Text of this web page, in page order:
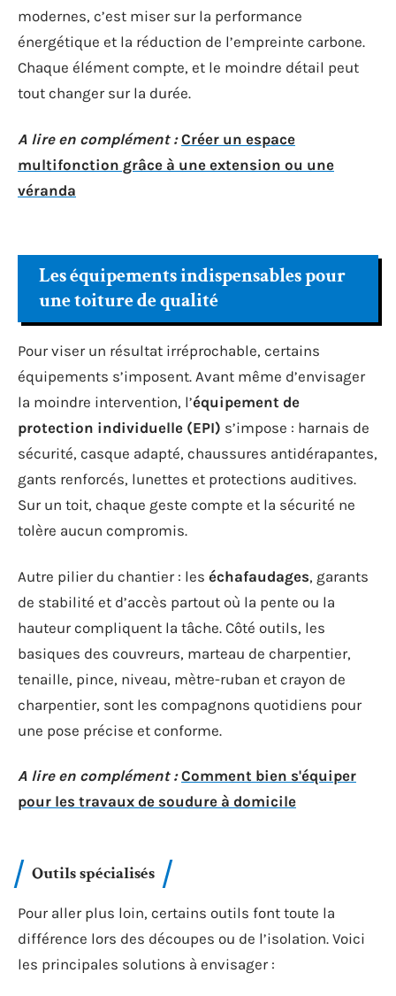
modernes, c’est miser sur la performance
énergétique et la réduction de l’empreinte carbone.
Chaque élément compte, et le moindre détail peut
tout changer sur la durée.
A lire en complément : Créer un espace
multifonction grâce à une extension ou une
véranda
Les équipements indispensables pour
une toiture de qualité
Pour viser un résultat irréprochable, certains
équipements s’imposent. Avant même d’envisager
la moindre intervention, l’équipement de
protection individuelle (EPI) s’impose : harnais de
sécurité, casque adapté, chaussures antidérapantes,
gants renforcés, lunettes et protections auditives.
Sur un toit, chaque geste compte et la sécurité ne
tolère aucun compromis.
Autre pilier du chantier : les échafaudages, garants
de stabilité et d’accès partout où la pente ou la
hauteur compliquent la tâche. Côté outils, les
basiques des couvreurs, marteau de charpentier,
tenaille, pince, niveau, mètre-ruban et crayon de
charpentier, sont les compagnons quotidiens pour
une pose précise et conforme.
A lire en complément : Comment bien s'équiper
pour les travaux de soudure à domicile
Outils spécialisés
Pour aller plus loin, certains outils font toute la
différence lors des découpes ou de l’isolation. Voici
les principales solutions à envisager :